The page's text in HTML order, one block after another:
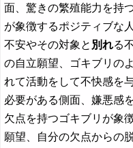
面、驚きの繁殖能力を持
が象徴するポジティブな
不安やその対象と 別れる
の自立願望、ゴキブリの
れて活動をして不快感を
必要がある側面、嫌悪感
欠点を持つゴキブリが象
願望、自分の欠点からの